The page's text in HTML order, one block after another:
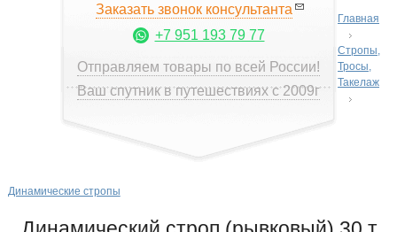
Заказать звонок консультанта
+7 951 193 79 77
Отправляем товары по всей России!
Ваш спутник в путешествиях с 2009г
Главная
Стропы,
Тросы,
Такелаж
Динамические стропы